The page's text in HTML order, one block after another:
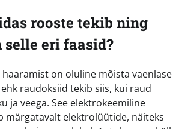
rooste tekib ning
eri faasid?
on oluline mõista vaenlase
raudoksiid tekib siis, kui raud
ja veega. See elektrokeemiline
märgatavalt elektrolüütide, näiteks